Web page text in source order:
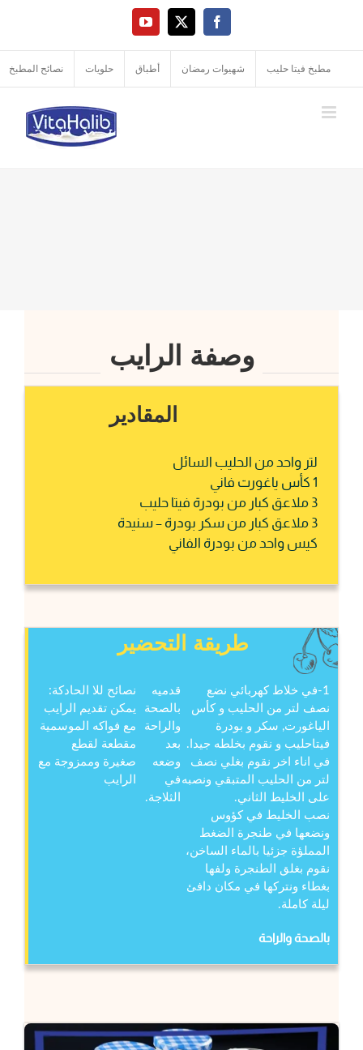
content
Facebook
X
YouTube
مطبخ فيتا حليب شهيوات رمضان أطباق حلويات نصائح المطبخ
وصفة الرايب
المقادير
لتر واحد من الحليب السائل
1 كأس ياغورت فاني
3 ملاعق كبار من بودرة فيتا حليب
3 ملاعق كبار من سكر بودرة – سنيدة
كيس واحد من بودرة الفاني
طريقة التحضير
1-في خلاط كهربائي نضع
نصف لتر من الحليب و كأس
الياغورت, سكر و بودرة
فيتاحليب و نقوم بخلطه جيدا.
في اناء اخر نقوم بغلي نصف
لتر من الحليب المتبقي ونصبه
على الخليط الثاني.
نصب الخليط في كؤوس
ونضعها في طنجرة الضغط
المملؤة جزئيا بالماء الساخن،
نقوم بغلق الطنجرة ولفها
بغطاء ونتركها في مكان دافئ
ليلة كاملة.
قدميه
بالصحة
والراحة
بعد
وضعه
في
الثلاجة.
نصائح للا الحادكة:
يمكن تقديم الرايب
مع فواكه الموسمية
مقطعة لقطع
صغيرة وممزوجة مع
الرايب
بالصحة والراحة